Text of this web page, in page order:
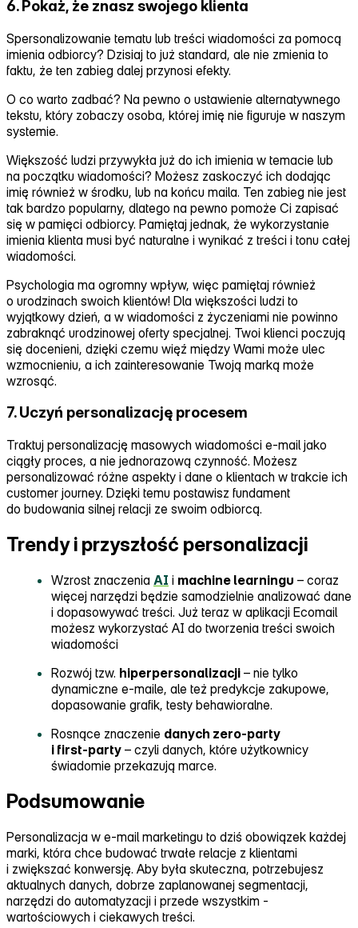
6. Pokaż, że znasz swojego klienta
Spersonalizowanie tematu lub treści wiadomości za pomocą
imienia odbiorcy? Dzisiaj to już standard, ale nie zmienia to
faktu, że ten zabieg dalej przynosi efekty.
O co warto zadbać? Na pewno o ustawienie alternatywnego
tekstu, który zobaczy osoba, której imię nie figuruje w naszym
systemie.
Większość ludzi przywykła już do ich imienia w temacie lub
na początku wiadomości? Możesz zaskoczyć ich dodając
imię również w środku, lub na końcu maila. Ten zabieg nie jest
tak bardzo popularny, dlatego na pewno pomoże Ci zapisać
się w pamięci odbiorcy. Pamiętaj jednak, że wykorzystanie
imienia klienta musi być naturalne i wynikać z treści i tonu całej
wiadomości.
Psychologia ma ogromny wpływ, więc pamiętaj również
o urodzinach swoich klientów! Dla większości ludzi to
wyjątkowy dzień, a w wiadomości z życzeniami nie powinno
zabraknąć urodzinowej oferty specjalnej. Twoi klienci poczują
się docenieni, dzięki czemu więź między Wami może ulec
wzmocnieniu, a ich zainteresowanie Twoją marką może
wzrosąć.
7. Uczyń personalizację procesem
Traktuj personalizację masowych wiadomości e‑mail jako
ciągły proces, a nie jednorazową czynność. Możesz
personalizować różne aspekty i dane o klientach w trakcie ich
customer journey. Dzięki temu postawisz fundament
do budowania silnej relacji ze swoim odbiorcą.
Trendy i przyszłość personalizacji
Wzrost znaczenia AI i machine learningu – coraz
więcej narzędzi będzie samodzielnie analizować dane
i dopasowywać treści. Już teraz w aplikacji Ecomail
możesz wykorzystać AI do tworzenia treści swoich
wiadomości
Rozwój tzw. hiperpersonalizacji – nie tylko
dynamiczne e‑maile, ale też predykcje zakupowe,
dopasowanie grafik, testy behawioralne.
Rosnące znaczenie danych zero‑party
i first‑party – czyli danych, które użytkownicy
świadomie przekazują marce.
Podsumowanie
Personalizacja w e‑mail marketingu to dziś obowiązek każdej
marki, która chce budować trwałe relacje z klientami
i zwiększać konwersję. Aby była skuteczna, potrzebujesz
aktualnych danych, dobrze zaplanowanej segmentacji,
narzędzi do automatyzacji i przede wszystkim ‑
wartościowych i ciekawych treści.